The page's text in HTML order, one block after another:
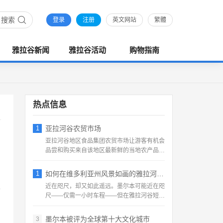
登录 注册 英文网站 繁體
搜索
雅拉谷新闻 雅拉谷活动 购物指南
热点信息
1 亚拉河谷农贸市场
亚拉河谷地区食品集团农贸市场让游客有机会
品尝和购买来自该地区最新鲜的当地农产品，
1 如何在维多利亚州风景如画的雅拉河谷 度过
近在咫尺，却又如此遥远。墨尔本可能近在咫
尺——仅需一小时车程——但在雅拉河谷短暂
3
墨尔本被评为全球第十大文化城市